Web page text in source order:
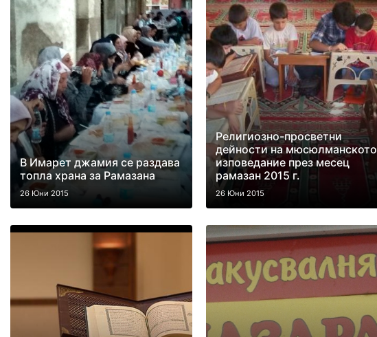
В Имарет джамия се раздава
топла храна за Рамазана
26 Юни 2015
Религиозно-просветни
дейности на мюсюлманското
изповедание през месец
рамазан 2015 г.
26 Юни 2015